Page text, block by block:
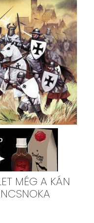
MÉG A KÁN